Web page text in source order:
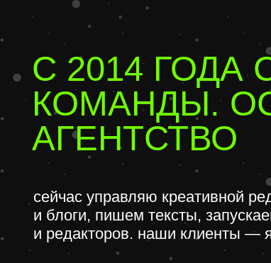
ПРИДУМАЛ И
ОБУЧЕНИЕ
С УПОРОМ НА
за два года запустил и выстроил в
авторов и редакторов. сделал ее
специалистов и ни одного плохого
коллаб с яндексом по обучению